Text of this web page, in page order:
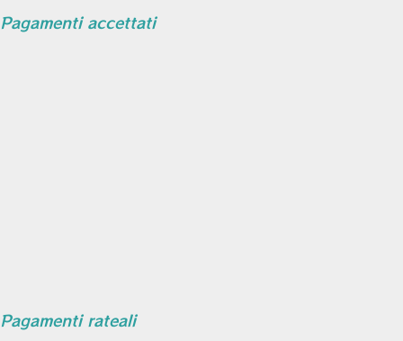
Pagamenti accettati
Pagamenti rateali